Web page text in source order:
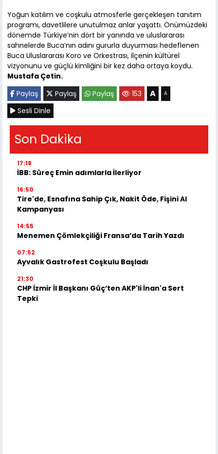
Yoğun katılım ve coşkulu atmosferle gerçekleşen tanıtım
programı, davetlilere unutulmaz anlar yaşattı. Önümüzdeki
dönemde Türkiye’nin dört bir yanında ve uluslararası
sahnelerde Buca’nın adını gururla duyurması hedeflenen
Buca Uluslararası Koro ve Orkestrası, ilçenin kültürel
vizyonunu ve güçlü kimliğini bir kez daha ortaya koydu.
Mustafa Çetin.
Paylaş
Paylaş Paylaş 153 A A
Sesli Dinle
Son Dakika
17:18
İBB: Süreç Emin adımlarla İlerliyor
16:50
Tire'de, Esnafına Sahip Çık, Nakit Öde, Fişini Al
Kampanyası
14:55
Menemen Çömlekçiliği Fransa’da Tarih Yazdı
07:52
Ayvalık Gastrofest Coşkulu Başladı
21:30
CHP İzmir İl Başkanı Güç’ten AKP'li İnan'a Sert
Tepki